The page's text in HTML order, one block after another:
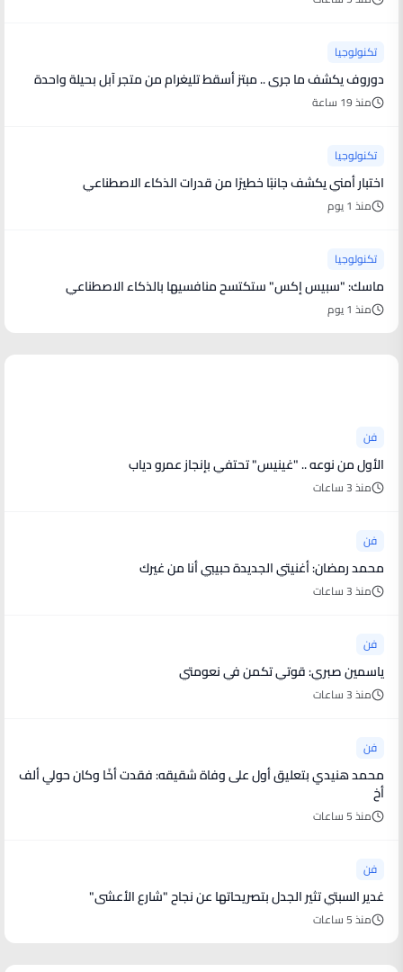
تكنولوجيا
دوروف يكشف ما جرى .. مبتز أسقط تليغرام من متجر آبل بحيلة واحدة
منذ 19 ساعة
تكنولوجيا
اختبار أمني يكشف جانبًا خطيرًا من قدرات الذكاء الاصطناعي
منذ 1 يوم
تكنولوجيا
ماسك: "سبيس إكس" ستكتسح منافسيها بالذكاء الاصطناعي
منذ 1 يوم
فن
الأول من نوعه .. "غينيس" تحتفي بإنجاز عمرو دياب
منذ 3 ساعات
فن
محمد رمضان: أغنيتي الجديدة حبيبي أنا من غيرك
منذ 3 ساعات
فن
ياسمين صبري: قوتي تكمن في نعومتي
منذ 3 ساعات
فن
محمد هنيدي بتعليق أول على وفاة شقيقه: فقدت أخًا وكان حولي ألف
أخ
منذ 5 ساعات
فن
غدير السبتي تثير الجدل بتصريحاتها عن نجاح "شارع الأعشى"
منذ 5 ساعات